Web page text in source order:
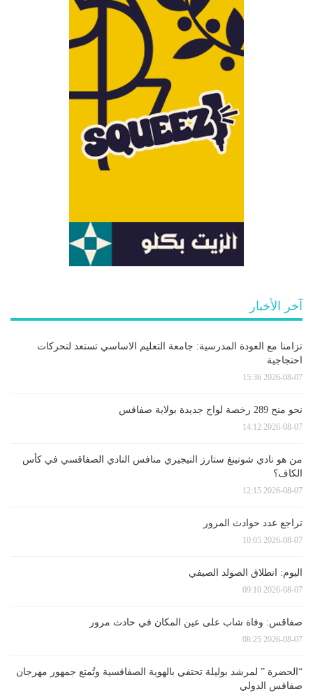
آخر الأخبار
تزامنا مع العودة المدرسية: جامعة التعليم الاساسي تستعد لتحركات
احتجاجية
2026-08-07 15:36
نحو منح 289 رخصة لواج جديدة بولاية صفاقس
2026-08-07 14:12
من هو نادي شوتينغ ستارز النيجيري منافس النادي الصفاقسي في كأس
الكاف؟
2026-08-07 12:15
تراجع عدد حوادث المرور
2026-08-07 10:05
اليوم: انطلاق الصولد الصيفي
2026-08-07 09:10
صفاقس: وفاة شاب على عين المكان في حادث مرور
2026-08-07 08:25
“الحضرة ” لمرشد بوليلة تحتفي بالهوية الصفاقسية وتُمتع جمهور مهرجان
صفاقس الدولي